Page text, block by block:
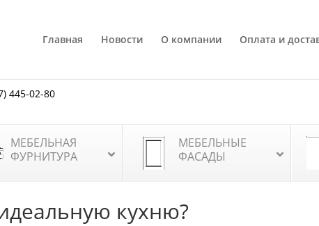
Главная Новости О компании Оплата и
445-02-80
МЕБЕЛЬНАЯ
ФУРНИТУРА
МЕБЕЛЬНЫЕ
ФАСАДЫ
кухню?